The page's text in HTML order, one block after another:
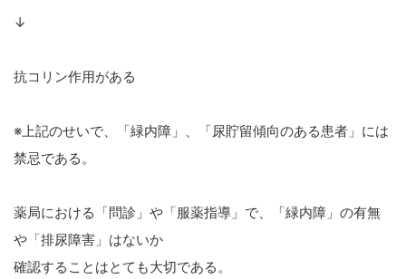
↓
抗コリン作用がある
※上記のせいで、「緑内障」、「尿貯留傾向のある患者」には
禁忌である。
薬局における「問診」や「服薬指導」で、「緑内障」の有無
や「排尿障害」はないか
確認することはとても大切である。